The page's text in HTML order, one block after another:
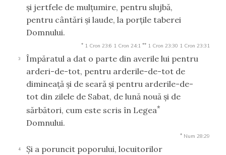
şi jertfele de mulţumire, pentru slujbă,
pentru cântări şi laude, la porţile taberei
Domnului.
* 1 Cron 23:6 1 Cron 24:1 ** 1 Cron 23:30 1 Cron 23:31
3
Împăratul a dat o parte din averile lui pentru
arderi-de-tot, pentru arderile-de-tot de
dimineaţă şi de seară şi pentru arderile-de-
tot din zilele de Sabat, de lună nouă şi de
sărbători, cum este scris în Legea*
Domnului.
* Num 28:29
4
Şi a poruncit poporului, locuitorilor